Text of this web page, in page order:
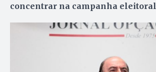
concentrar na campanha eleitoral